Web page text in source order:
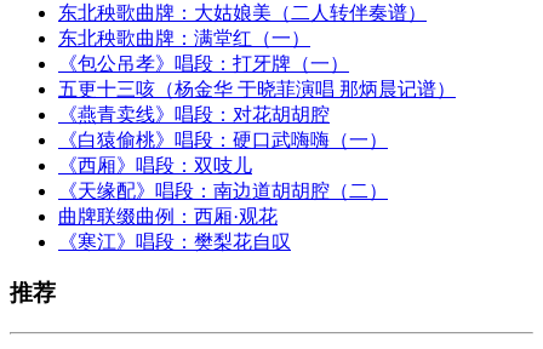
东北秧歌曲牌：大姑娘美（二人转伴奏谱）
东北秧歌曲牌：满堂红（一）
《包公吊孝》唱段：打牙牌（一）
五更十三咳（杨金华 于晓菲演唱 那炳晨记谱）
《燕青卖线》唱段：对花胡胡腔
《白猿偷桃》唱段：硬口武嗨嗨（一）
《西厢》唱段：双吱儿
《天缘配》唱段：南边道胡胡腔（二）
曲牌联缀曲例：西厢·观花
《寒江》唱段：樊梨花自叹
推荐